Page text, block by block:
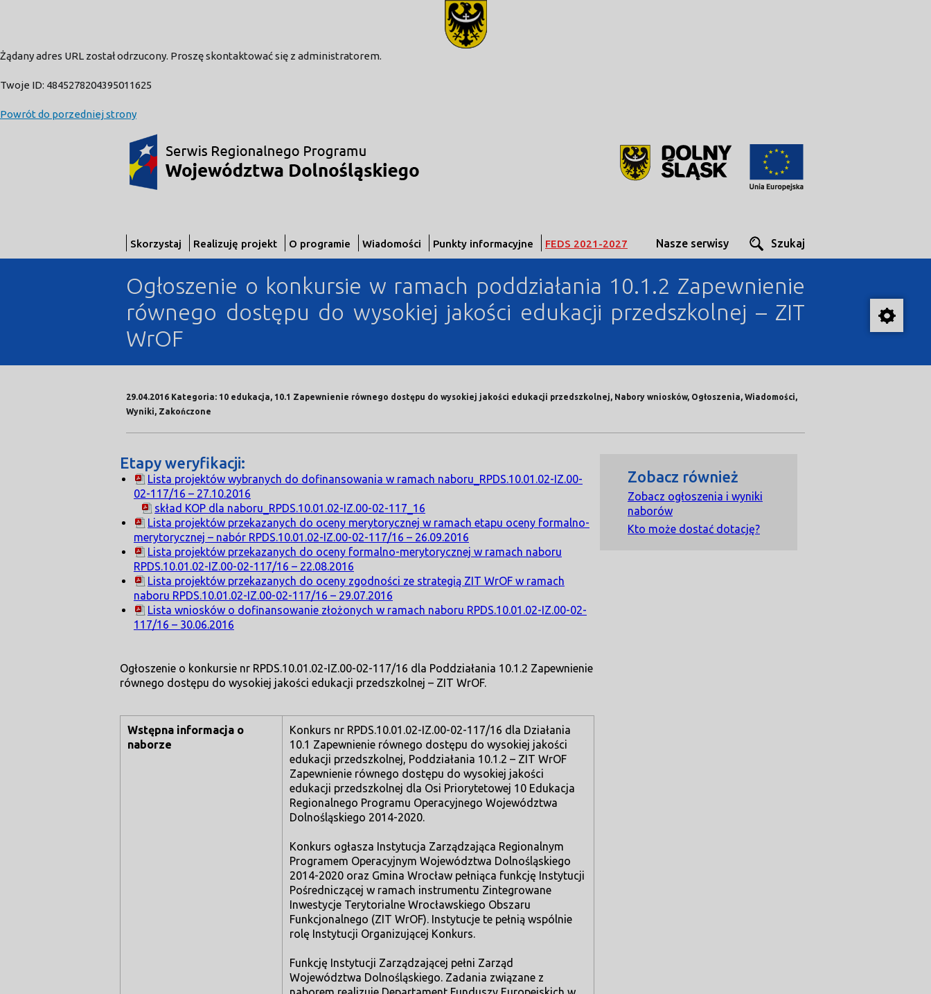
Żądany adres URL został odrzucony. Proszę skontaktować się z administratorem.
Twoje ID: 4845278204395011625
Powrót do porzedniej strony
Skorzystaj Realizuję projekt O programie Wiadomości Punkty informacyjne FEDS 2021-2027 Szukaj
Nasze serwisy
Ogłoszenie o konkursie w ramach poddziałania 10.1.2 Zapewnienie
równego dostępu do wysokiej jakości edukacji przedszkolnej – ZIT
WrOF
29.04.2016 Kategoria: 10 edukacja, 10.1 Zapewnienie równego dostępu do wysokiej jakości edukacji przedszkolnej, Nabory wniosków, Ogłoszenia, Wiadomości,
Wyniki, Zakończone
Etapy weryfikacji:
Lista projektów wybranych do dofinansowania w ramach naboru_RPDS.10.01.02-IZ.00-
02-117/16 – 27.10.2016
skład KOP dla naboru_RPDS.10.01.02-IZ.00-02-117_16
Lista projektów przekazanych do oceny merytorycznej w ramach etapu oceny formalno-
merytorycznej – nabór RPDS.10.01.02-IZ.00-02-117/16 – 26.09.2016
Lista projektów przekazanych do oceny formalno-merytorycznej w ramach naboru
RPDS.10.01.02-IZ.00-02-117/16 – 22.08.2016
Lista projektów przekazanych do oceny zgodności ze strategią ZIT WrOF w ramach
naboru RPDS.10.01.02-IZ.00-02-117/16 – 29.07.2016
Lista wniosków o dofinansowanie złożonych w ramach naboru RPDS.10.01.02-IZ.00-02-
117/16 – 30.06.2016
Ogłoszenie o konkursie nr RPDS.10.01.02-IZ.00-02-117/16 dla Poddziałania 10.1.2 Zapewnienie
równego dostępu do wysokiej jakości edukacji przedszkolnej – ZIT WrOF.
Wstępna informacja o
naborze
Konkurs nr RPDS.10.01.02-IZ.00-02-117/16 dla Działania
10.1 Zapewnienie równego dostępu do wysokiej jakości
edukacji przedszkolnej, Poddziałania 10.1.2 – ZIT WrOF
Zapewnienie równego dostępu do wysokiej jakości
edukacji przedszkolnej dla Osi Priorytetowej 10 Edukacja
Regionalnego Programu Operacyjnego Województwa
Dolnośląskiego 2014-2020.
Konkurs ogłasza Instytucja Zarządzająca Regionalnym
Programem Operacyjnym Województwa Dolnośląskiego
2014-2020 oraz Gmina Wrocław pełniąca funkcję Instytucji
Pośredniczącej w ramach instrumentu Zintegrowane
Inwestycje Terytorialne Wrocławskiego Obszaru
Funkcjonalnego (ZIT WrOF). Instytucje te pełnią wspólnie
rolę Instytucji Organizującej Konkurs.
Funkcję Instytucji Zarządzającej pełni Zarząd
Województwa Dolnośląskiego. Zadania związane z
Zobacz również
Zobacz ogłoszenia i wyniki
naborów
Kto może dostać dotację?
modal-check